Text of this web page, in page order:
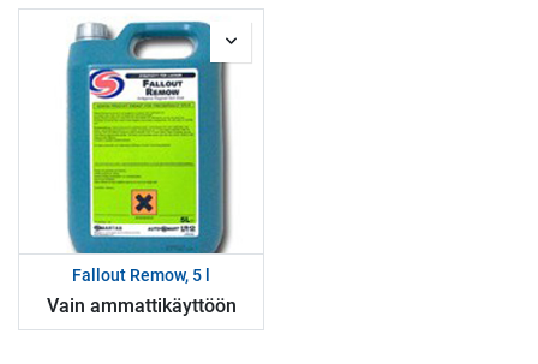
Fallout Remow, 5 l
Vain ammattikäyttöön